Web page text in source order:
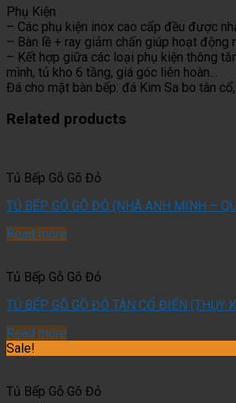
Phụ Kiện
– Các phụ kiện inox cao cấp đều được
– Bàn lề + ray giảm chấn giúp hoạt động
– Kết hợp giữa các loại phụ kiện thông
mình, tủ kho 6 tầng, giá góc liên hoàn…
Đá cho mặt bàn bếp: đá Kim Sa bo tân
Related products
Tủ Bếp Gỗ Gõ Đỏ
TỦ BẾP GỖ GÕ ĐỎ (NHÀ ANH MINH –
Read more
Tủ Bếp Gỗ Gõ Đỏ
TỦ BẾP GỖ GÕ ĐỎ TÂN CỔ ĐIỂN (THỤY
Read more
Sale!
Tủ Bếp Gỗ Gõ Đỏ